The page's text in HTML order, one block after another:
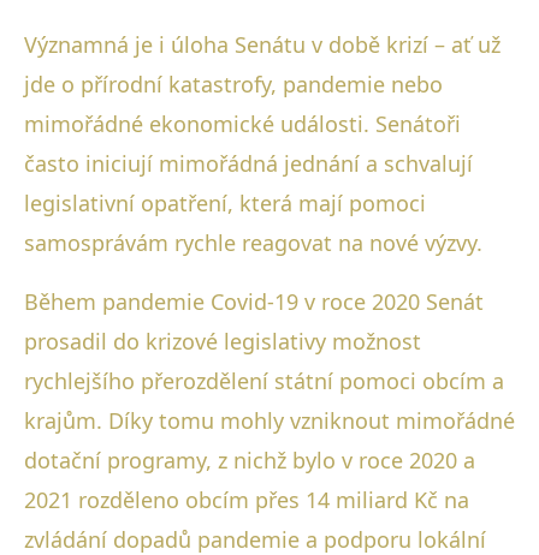
Významná je i úloha Senátu v době krizí – ať už
jde o přírodní katastrofy, pandemie nebo
mimořádné ekonomické události. Senátoři
často iniciují mimořádná jednání a schvalují
legislativní opatření, která mají pomoci
samosprávám rychle reagovat na nové výzvy.
Během pandemie Covid-19 v roce 2020 Senát
prosadil do krizové legislativy možnost
rychlejšího přerozdělení státní pomoci obcím a
krajům. Díky tomu mohly vzniknout mimořádné
dotační programy, z nichž bylo v roce 2020 a
2021 rozděleno obcím přes 14 miliard Kč na
zvládání dopadů pandemie a podporu lokální